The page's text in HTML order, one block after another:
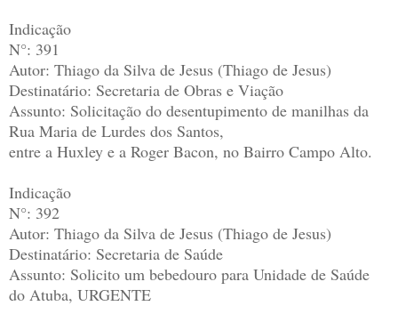
Indicação
N°: 391
Autor: Thiago da Silva de Jesus (Thiago de Jesus)
Destinatário: Secretaria de Obras e Viação
Assunto: Solicitação do desentupimento de manilhas da
Rua Maria de Lurdes dos Santos,
entre a Huxley e a Roger Bacon, no Bairro Campo Alto.
Indicação
N°: 392
Autor: Thiago da Silva de Jesus (Thiago de Jesus)
Destinatário: Secretaria de Saúde
Assunto: Solicito um bebedouro para Unidade de Saúde
do Atuba, URGENTE